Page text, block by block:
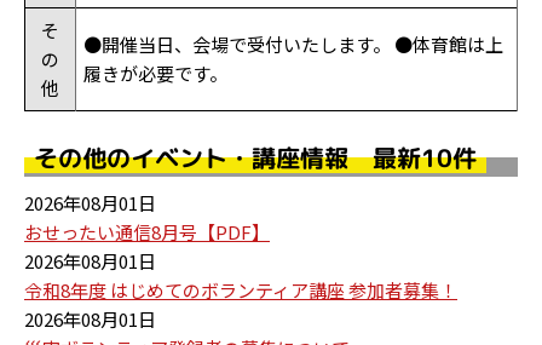
そ
の
他
●開催当日、会場で受付いたします。 ●体育館は上
履きが必要です。
その他のイベント・講座情報 最新10件
2026年08月01日
おせったい通信8月号【PDF】
2026年08月01日
令和8年度 はじめてのボランティア講座 参加者募集！
2026年08月01日